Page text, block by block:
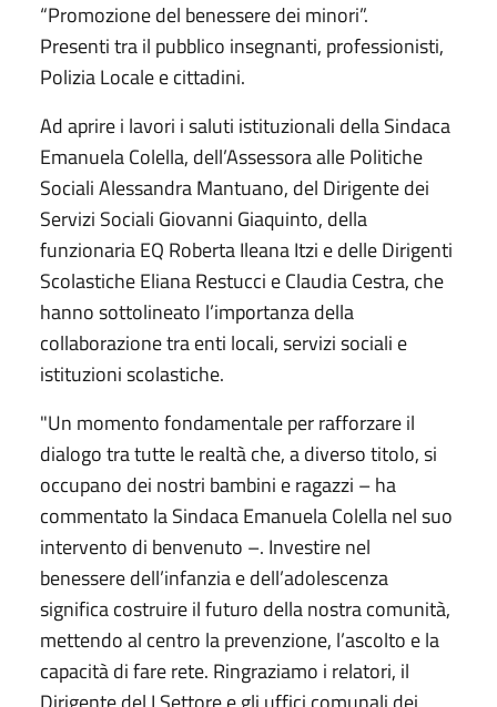
“Promozione del benessere dei minori”.
Presenti tra il pubblico insegnanti, professionisti,
Polizia Locale e cittadini.
Ad aprire i lavori i saluti istituzionali della Sindaca
Emanuela Colella, dell’Assessora alle Politiche
Sociali Alessandra Mantuano, del Dirigente dei
Servizi Sociali Giovanni Giaquinto, della
funzionaria EQ Roberta Ileana Itzi e delle Dirigenti
Scolastiche Eliana Restucci e Claudia Cestra, che
hanno sottolineato l’importanza della
collaborazione tra enti locali, servizi sociali e
istituzioni scolastiche.
"Un momento fondamentale per rafforzare il
dialogo tra tutte le realtà che, a diverso titolo, si
occupano dei nostri bambini e ragazzi – ha
commentato la Sindaca Emanuela Colella nel suo
intervento di benvenuto –. Investire nel
benessere dell’infanzia e dell’adolescenza
significa costruire il futuro della nostra comunità,
mettendo al centro la prevenzione, l’ascolto e la
capacità di fare rete. Ringraziamo i relatori, il